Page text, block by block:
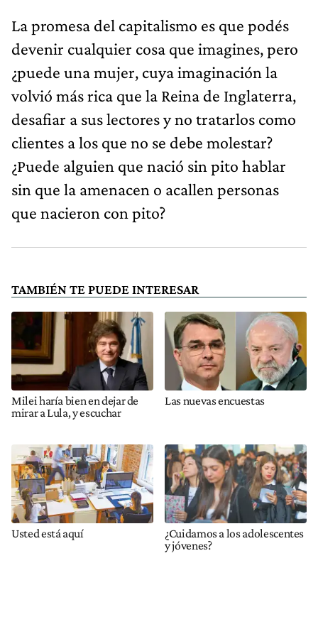
La promesa del capitalismo es que podés
devenir cualquier cosa que imagines, pero
¿puede una mujer, cuya imaginación la
volvió más rica que la Reina de Inglaterra,
desafiar a sus lectores y no tratarlos como
clientes a los que no se debe molestar?
¿Puede alguien que nació sin pito hablar
sin que la amenacen o acallen personas
que nacieron con pito?
TAMBIÉN TE PUEDE INTERESAR
Milei haría bien en dejar de
mirar a Lula, y escuchar
Las nuevas encuestas
Usted está aquí
¿Cuidamos a los adolescentes
y jóvenes?